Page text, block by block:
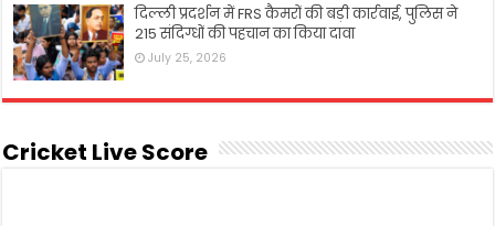
दिल्ली प्रदर्शन में FRS कैमरों की बड़ी कार्रवाई, पुलिस ने
215 संदिग्धों की पहचान का किया दावा
July 25, 2026
Cricket Live Score